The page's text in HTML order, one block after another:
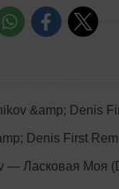
&amp; Denis
Denis First
— Ласковая Моя